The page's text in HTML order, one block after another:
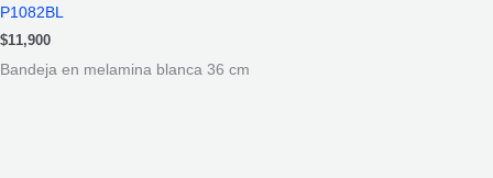
P1082BL
$11,900
Bandeja en melamina blanca 36 cm